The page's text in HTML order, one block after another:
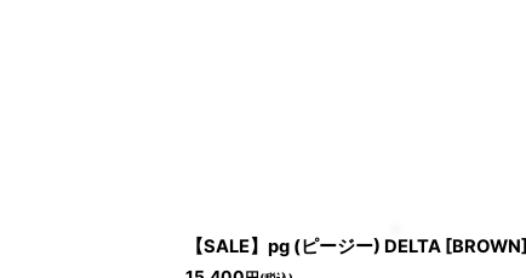
【SALE】pg (ピージー) DELTA [BROWN]